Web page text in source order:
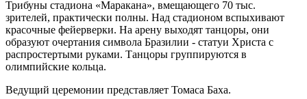
Трибуны стадиона «Маракана», вмещающего 70 тыс.
зрителей, практически полны. Над стадионом вспыхивают
красочные фейерверки. На арену выходят танцоры, они
образуют очертания символа Бразилии - статуи Христа с
распростертыми руками. Танцоры группируются в
олимпийские кольца.
Ведущий церемонии представляет Томаса Баха.